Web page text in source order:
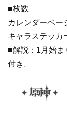
■枚数
カレンダーペー
キャラステッカ
■解説：1月始ま
付き。